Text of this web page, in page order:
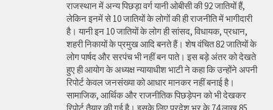
राजस्थान में अन्य पिछड़ा वर्ग यानी ओबीसी की 92 जातियों हैं,
लेकिन इनमें से 10 जातियों के लोगों की ही राजनीति में भागीदारी
है। यानी इन 10 जातियों के लोग ही सांसद, विधायक, प्रधान,
शहरी निकायों के प्रमुख आदि बनते हैं। शेष वंचित 82 जातियों के
लोग पार्षद और सरपंच भी नहीं बन पाते। इस बड़े अंतर को देखते
हुए ही आयोग के अध्यक्ष न्यायाधीश भाटी ने कहा कि उन्होंने अपनी
रिपोर्ट केवल जनसंख्या को आधार मानकर नहीं बनाई है।
सामाजिक, आर्थिक और राजनीतिक पिछड़ेपन को भी देखकर